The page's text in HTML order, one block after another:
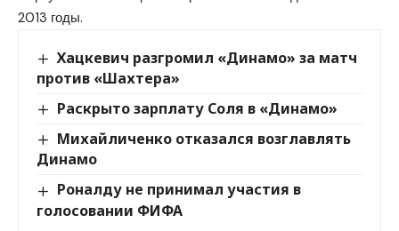
2013 годы.
Хацкевич разгромил «Динамо» за матч
против «Шахтера»
Раскрыто зарплату Соля в «Динамо»
Михайличенко отказался возглавлять
Динамо
Роналду не принимал участия в
голосовании ФИФА